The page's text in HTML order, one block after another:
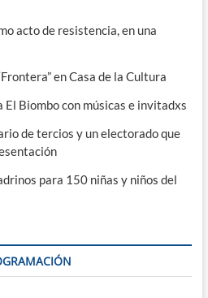
acto de resistencia, en una
en Casa de la Cultura
Biombo con músicas e invitadxs
de tercios y un electorado que
para 150 niñas y niños del